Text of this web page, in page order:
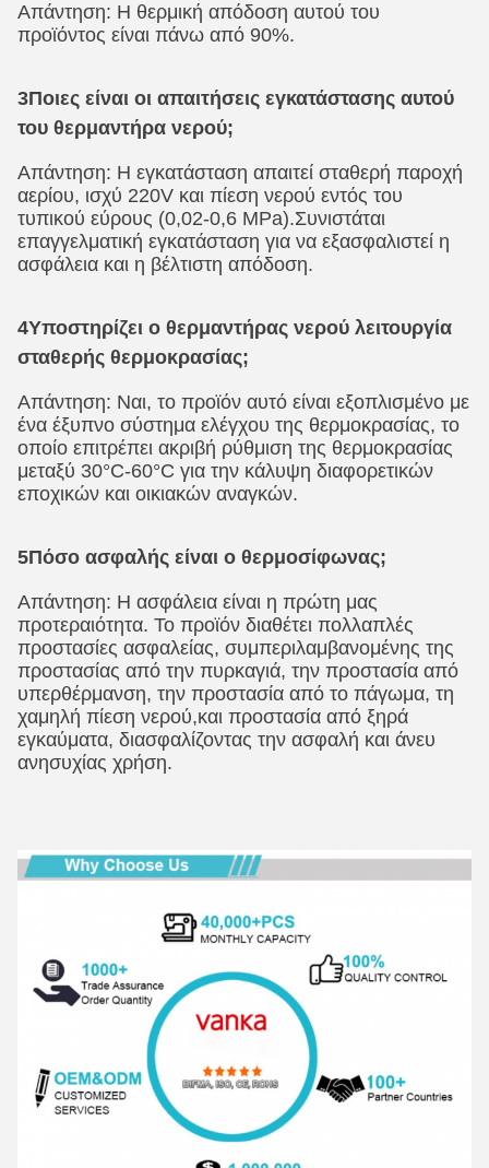
Απάντηση: Η θερμική απόδοση αυτού του
προϊόντος είναι πάνω από 90%.
3Ποιες είναι οι απαιτήσεις εγκατάστασης αυτού
του θερμαντήρα νερού;
Απάντηση: Η εγκατάσταση απαιτεί σταθερή παροχή
αερίου, ισχύ 220V και πίεση νερού εντός του
τυπικού εύρους (0,02-0,6 MPa).Συνιστάται
επαγγελματική εγκατάσταση για να εξασφαλιστεί η
ασφάλεια και η βέλτιστη απόδοση.
4Υποστηρίζει ο θερμαντήρας νερού λειτουργία
σταθερής θερμοκρασίας;
Απάντηση: Ναι, το προϊόν αυτό είναι εξοπλισμένο με
ένα έξυπνο σύστημα ελέγχου της θερμοκρασίας, το
οποίο επιτρέπει ακριβή ρύθμιση της θερμοκρασίας
μεταξύ 30°C-60°C για την κάλυψη διαφορετικών
εποχικών και οικιακών αναγκών.
5Πόσο ασφαλής είναι ο θερμοσίφωνας;
Απάντηση: Η ασφάλεια είναι η πρώτη μας
προτεραιότητα. Το προϊόν διαθέτει πολλαπλές
προστασίες ασφαλείας, συμπεριλαμβανομένης της
προστασίας από την πυρκαγιά, την προστασία από
υπερθέρμανση, την προστασία από το πάγωμα, τη
χαμηλή πίεση νερού,και προστασία από ξηρά
εγκαύματα, διασφαλίζοντας την ασφαλή και άνευ
ανησυχίας χρήση.